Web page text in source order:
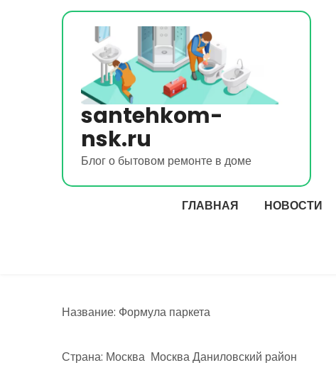
santehkom-
nsk.ru
Блог о бытовом ремонте в доме
ГЛАВНАЯ НОВОСТИ
Название: Формула паркета
Страна: Москва Москва Даниловский район